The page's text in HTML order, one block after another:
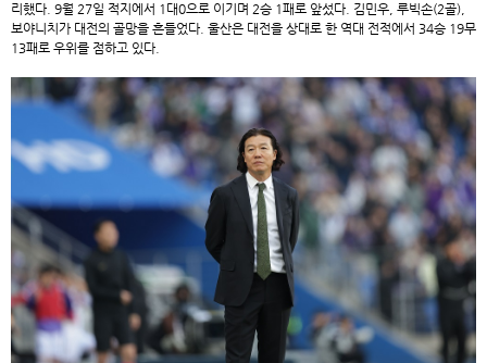
리했다. 9월 27일 적지에서 1대0으로 이기며 2승 1패로 앞섰다. 김민우, 루빅손(2골),
보야니치가 대전의 골망을 흔들었다. 울산은 대전을 상대로 한 역대 전적에서 34승 19무
13패로 우위를 점하고 있다.